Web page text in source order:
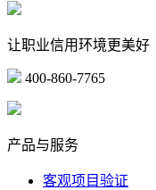
让职业信用环境更美好
400-860-7765
产品与服务
客观项目验证